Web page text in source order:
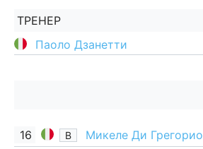
ТРЕНЕР
Паоло Дзанетти
16 В
Микеле Ди Грегорио